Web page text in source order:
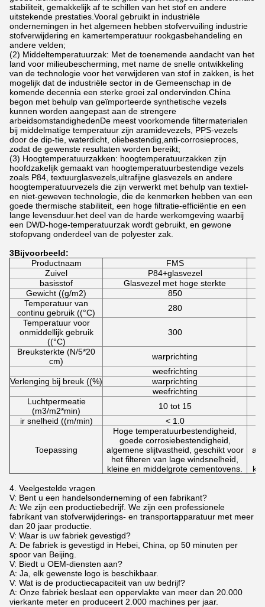
stabiliteit, gemakkelijk af te schillen van het stof en andere
uitstekende prestaties.Vooral gebruikt in industriële
ondernemingen in het algemeen hebben stofvervuiling industrie
stofverwijdering en kamertemperatuur rookgasbehandeling en
andere velden;
(2) Middeltemperatuurzak: Met de toenemende aandacht van het
land voor milieubescherming, met name de snelle ontwikkeling
van de technologie voor het verwijderen van stof in zakken, is het
mogelijk dat de industriële sector in de Gemeenschap in de
komende decennia een sterke groei zal ondervinden.China
begon met behulp van geïmporteerde synthetische vezels
kunnen worden aangepast aan de strengere
arbeidsomstandighedenDe meest voorkomende filtermaterialen
bij middelmatige temperatuur zijn aramidevezels, PPS-vezels
door de dip-tie, waterdicht, oliebestendig,anti-corrosieproces,
zodat de gewenste resultaten worden bereikt;
(3) Hoogtemperatuurzakken: hoogtemperatuurzakken zijn
hoofdzakelijk gemaakt van hoogtemperatuurbestendige vezels
zoals P84, textuurglasvezels,ultrafijne glasvezels en andere
hoogtemperatuurvezels die zijn verwerkt met behulp van textiel-
en niet-geweven technologie, die de kenmerken hebben van een
goede thermische stabiliteit, een hoge filtratie-efficiëntie en een
lange levensduur.het deel van de harde werkomgeving waarbij
een DWD-hoge-temperatuurzak wordt gebruikt, en gewone
stofopvang onderdeel van de polyester zak.
3Bijvoorbeeld:
Productnaam
FMS
Zuivel
P84+glasvezel
basisstof
Glasvezel met hoge sterkte
Gewicht ((g/m2)
850
Temperatuur van
continu gebruik ((°C)
280
Temperatuur voor
onmiddellijk gebruik
((°C)
300
Breuksterkte (N/5*20
cm)
warprichting
weefrichting
Verlenging bij breuk ((%)
warprichting
weefrichting
Luchtpermeatie
(m3/m2*min)
10 tot 15
ir snelheid ((m/min)
< 1.0
Toepassing
Hoge temperatuurbestendigheid,
goede corrosiebestendigheid,
algemene slijtvastheid, geschikt voor
het filteren van lage windsnelheid,
kleine en middelgrote cementovens.
4. Veelgestelde vragen
V: Bent u een handelsonderneming of een fabrikant?
A: We zijn een productiebedrijf. We zijn een professionele
fabrikant van stofverwijderings- en transportapparatuur met meer
dan 20 jaar productie.
V: Waar is uw fabriek gevestigd?
A: De fabriek is gevestigd in Hebei, China, op 50 minuten per
spoor van Beijing.
V: Biedt u OEM-diensten aan?
A: Ja, elk gewenste logo is beschikbaar.
V: Wat is de productiecapaciteit van uw bedrijf?
A: Onze fabriek beslaat een oppervlakte van meer dan 20.000
vierkante meter en produceert 2.000 machines per jaar.